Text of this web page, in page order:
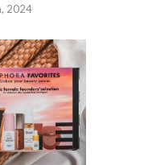
2024